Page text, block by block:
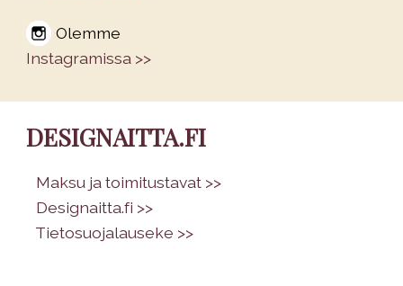
Olemme
Instagramissa >>
DESIGNAITTA.FI
Maksu ja toimitustavat >>
Designaitta.fi >>
Tietosuojalauseke >>